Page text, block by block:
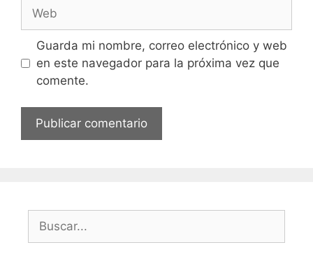
Guarda mi nombre, correo electrónico y web
en este navegador para la próxima vez que
comente.
Buscar: